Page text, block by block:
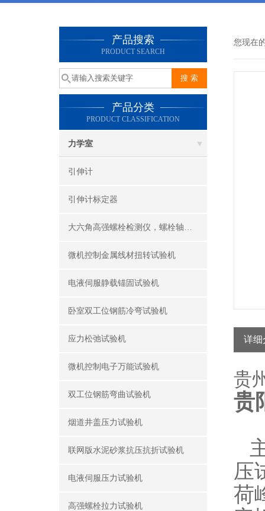
产品搜索
PRODUCT SEARCH
产品分类
PRODUCT CLASSIFICATION
力学室
引伸计
引伸计标定器
大六角高强螺栓检测仪，螺栓轴力计，抗滑移系数检测仪
微机控制金属线材扭转试验机
电液伺服静载锚固试验机
卧室双工位钢筋冷弯试验机
应力松弛试验机
微机控制电子万能试验机
双工位钢筋弯曲试验机
烟道井盖压力试验机
联网版水泥砂浆抗压抗折试验机
电液伺服压力试验机
高强螺栓拉力试验机
您现在
详细
贵
贵
压
荷